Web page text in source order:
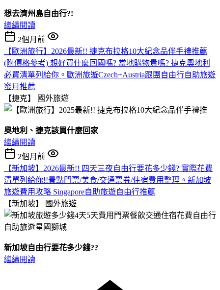
想去濟州島自由行?!
繼續閱讀
2個月前
【歐洲旅行】2026最新!! 捷克布拉格10大紀念品伴手禮推薦
(附價格參考) 想好買什麼回國嗎? 當地購物貴嗎? 捷克奧地利
必買清單列給你。歐洲旅遊Czech+Austria跟團自由行自助旅遊
蜜月推薦
【捷克】
國外旅遊
奧地利、捷克該買什麼回家
繼續閱讀
2個月前
【新加坡】2026最新!! 四天三夜自由行要花多少錢? 實際花費
清單列給你!!景點門票/美食/交通票券/住宿費用整理。新加坡
旅遊費用攻略 Singapore自助旅遊自由行推薦
【新加坡】
國外旅遊
新加坡自由行要花多少錢??
繼續閱讀